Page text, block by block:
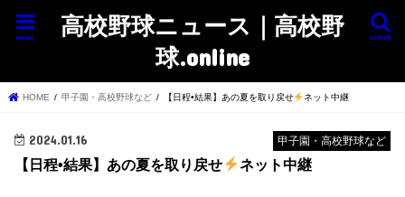
高校野球ニュース｜高校野
球.online
search
menu
HOME 甲子園・高校野球など 【日程•結果】あの夏を取り戻せ ネット中継
甲子園・高校野球など
2024.01.16
【日程•結果】あの夏を取り戻せ ネット中継